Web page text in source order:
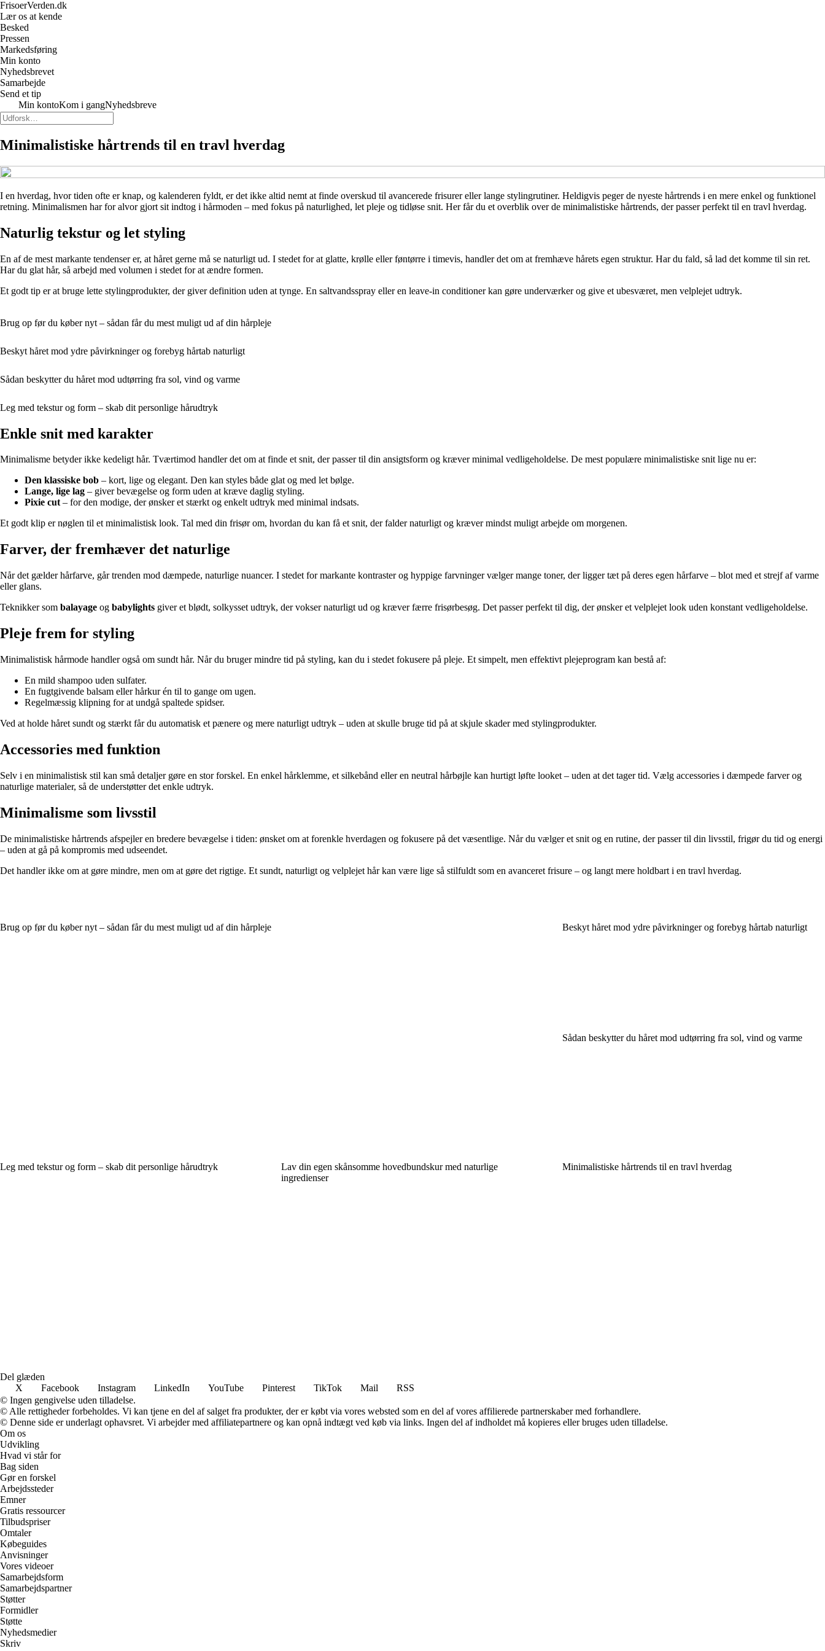
FrisoerVerden.dk
Lær os at kende
Besked
Pressen
Markedsføring
Min konto
Nyhedsbrevet
Samarbejde
Send et tip
Min kontoKom i gangNyhedsbreve
Minimalistiske hårtrends til en travl hverdag
I en hverdag, hvor tiden ofte er knap, og kalenderen fyldt, er det ikke altid nemt at finde overskud til avancerede frisurer eller lange stylingrutiner. Heldigvis peger de nyeste hårtrends i en mere enkel og funktionel
retning. Minimalismen har for alvor gjort sit indtog i hårmoden – med fokus på naturlighed, let pleje og tidløse snit. Her får du et overblik over de minimalistiske hårtrends, der passer perfekt til en travl hverdag.
Naturlig tekstur og let styling
En af de mest markante tendenser er, at håret gerne må se naturligt ud. I stedet for at glatte, krølle eller føntørre i timevis, handler det om at fremhæve hårets egen struktur. Har du fald, så lad det komme til sin ret.
Har du glat hår, så arbejd med volumen i stedet for at ændre formen.
Et godt tip er at bruge lette stylingprodukter, der giver definition uden at tynge. En saltvandsspray eller en leave-in conditioner kan gøre underværker og give et ubesværet, men velplejet udtryk.
Brug op før du køber nyt – sådan får du mest muligt ud af din hårpleje
Beskyt håret mod ydre påvirkninger og forebyg hårtab naturligt
Sådan beskytter du håret mod udtørring fra sol, vind og varme
Leg med tekstur og form – skab dit personlige hårudtryk
Enkle snit med karakter
Minimalisme betyder ikke kedeligt hår. Tværtimod handler det om at finde et snit, der passer til din ansigtsform og kræver minimal vedligeholdelse. De mest populære minimalistiske snit lige nu er:
Den klassiske bob – kort, lige og elegant. Den kan styles både glat og med let bølge.
Lange, lige lag – giver bevægelse og form uden at kræve daglig styling.
Pixie cut– for den modige, der ønsker et stærkt og enkelt udtryk med minimal indsats.
Et godt klip er nøglen til et minimalistisk look. Tal med din frisør om, hvordan du kan få et snit, der falder naturligt og kræver mindst muligt arbejde om morgenen.
Farver, der fremhæver det naturlige
Når det gælder hårfarve, går trenden mod dæmpede, naturlige nuancer. I stedet for markante kontraster og hyppige farvninger vælger mange toner, der ligger tæt på deres egen hårfarve – blot med et strejf af varme
eller glans.
Teknikker som balayage og babylights giver et blødt, solkysset udtryk, der vokser naturligt ud og kræver færre frisørbesøg. Det passer perfekt til dig, der ønsker et velplejet look uden konstant vedligeholdelse.
Pleje frem for styling
Minimalistisk hårmode handler også om sundt hår. Når du bruger mindre tid på styling, kan du i stedet fokusere på pleje. Et simpelt, men effektivt plejeprogram kan bestå af:
En mild shampoo uden sulfater.
En fugtgivende balsam eller hårkur én til to gange om ugen.
Regelmæssig klipning for at undgå spaltede spidser.
Ved at holde håret sundt og stærkt får du automatisk et pænere og mere naturligt udtryk – uden at skulle bruge tid på at skjule skader med stylingprodukter.
Accessories med funktion
Selv i en minimalistisk stil kan små detaljer gøre en stor forskel. En enkel hårklemme, et silkebånd eller en neutral hårbøjle kan hurtigt løfte looket – uden at det tager tid. Vælg accessories i dæmpede farver og
naturlige materialer, så de understøtter det enkle udtryk.
Minimalisme som livsstil
De minimalistiske hårtrends afspejler en bredere bevægelse i tiden: ønsket om at forenkle hverdagen og fokusere på det væsentlige. Når du vælger et snit og en rutine, der passer til din livsstil, frigør du tid og energi
– uden at gå på kompromis med udseendet.
Det handler ikke om at gøre mindre, men om at gøre det rigtige. Et sundt, naturligt og velplejet hår kan være lige så stilfuldt som en avanceret frisure – og langt mere holdbart i en travl hverdag.
Brug op før du køber nyt – sådan får du mest muligt ud af din hårpleje Beskyt håret mod ydre påvirkninger og forebyg hårtab naturligt
Sådan beskytter du håret mod udtørring fra sol, vind og varme
Leg med tekstur og form – skab dit personlige hårudtryk
Lav din egen skånsomme hovedbundskur med naturlige
ingredienser
Minimalistiske hårtrends til en travl hverdag
Del glæden
X
Facebook Instagram LinkedIn YouTube Pinterest TikTok Mail
RSS
© Ingen gengivelse uden tilladelse.
© Alle rettigheder forbeholdes. Vi kan tjene en del af salget fra produkter, der er købt via vores websted som en del af vores affilierede partnerskaber med forhandlere.
© Denne side er underlagt ophavsret. Vi arbejder med affiliatepartnere og kan opnå indtægt ved køb via links. Ingen del af indholdet må kopieres eller bruges uden tilladelse.
Om os
Udvikling
Hvad vi står for
Bag siden
Gør en forskel
Arbejdssteder
Emner
Gratis ressourcer
Tilbudspriser
Omtaler
Købeguides
Anvisninger
Vores videoer
Samarbejdsform
Samarbejdspartner
Støtter
Formidler
Støtte
Nyhedsmedier
Skriv